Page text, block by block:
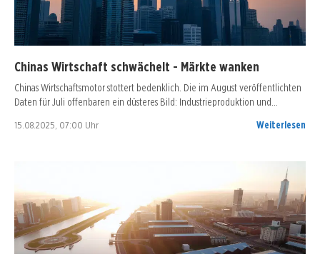
Chinas Wirtschaft schwächelt - Märkte wanken
Chinas Wirtschaftsmotor stottert bedenklich. Die im August veröffentlichten
Daten für Juli offenbaren ein düsteres Bild: Industrieproduktion und…
15.08.2025, 07:00 Uhr Weiterlesen